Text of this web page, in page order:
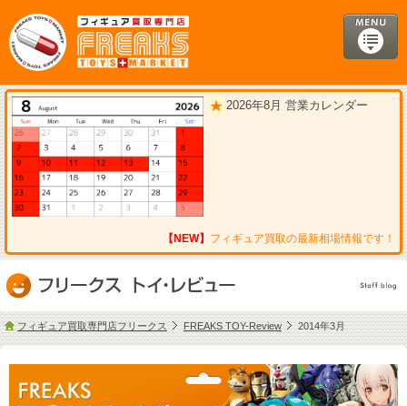
2026年8月 営業カレンダー
【NEW】 フィギュア買取の最新相場情報です！
フィギュア買取専門店フリークス FREAKS TOY-Review 2014年3月